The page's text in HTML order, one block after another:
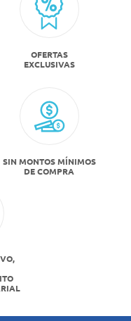
OFERTAS
EXCLUSIVAS
SIN MONTOS MÍNIMOS
DE COMPRA